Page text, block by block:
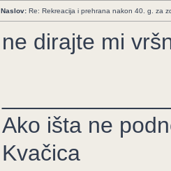
Naslov: Re: Rekreacija i prehrana nakon 40. g. za
ne dirajte mi
Ako išta ne
Kvačica